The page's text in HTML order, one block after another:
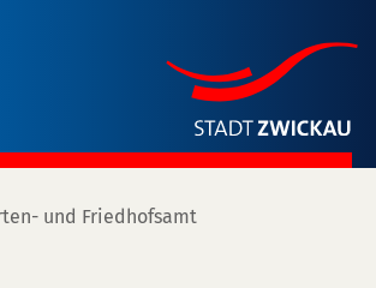
und Friedhofsamt